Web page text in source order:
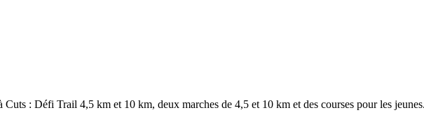
: Défi Trail 4,5 km et 10 km, deux marches de 4,5 et 10 km et des courses pour les jeunes.